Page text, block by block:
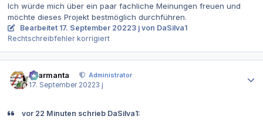
Ich würde mich über ein paar fachliche Meinungen freuen und
möchte dieses Projekt bestmöglich durchführen.
Bearbeitet 17. September 20223 j von DaSilva1
Rechtschreibfehler korrigiert
charmanta
Administrator
17. September 20223 j
vor 22 Minuten schrieb DaSilva1: